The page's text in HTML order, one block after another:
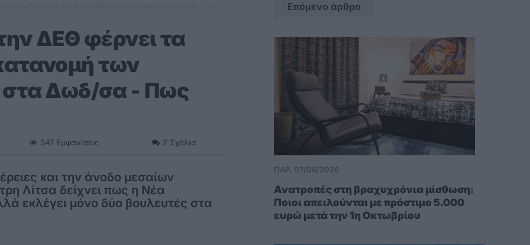
ΔΕΘ φέρνει τα
των
στα Δωδ/σα - Πως
547 Εμφανίσεις 2 Σχόλια
και την άνοδο μεσαίων
Λίτσα δείχνει πως η Νέα
εκλέγει μόνο δύο βουλευτές στα
Επόμενο άρθρο
ΠΑΡ, 07/08/2026
Ανατροπές στη βραχυχρόνια μίσθωση:
Ποιοι απειλούνται με πρόστιμο 5.000
ευρώ μετά την 1η Οκτωβρίου